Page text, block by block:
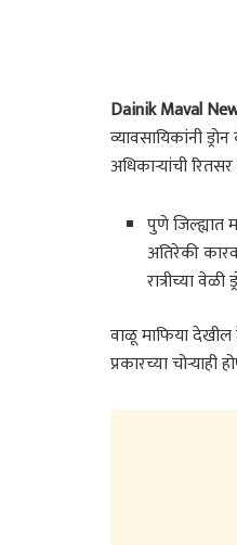
Dainik Maval
व्यावसायिकांनी
अधिकाऱ्यांची
पुणे जिल्ह्यात
अतिरेकी
रात्रीच्या
वाळू माफिया देखील
प्रकारच्या